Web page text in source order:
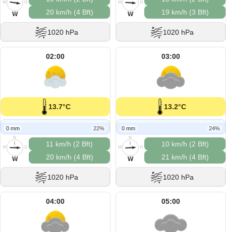
O
S
W
W
20 km/h (4 Bft)
1020 hPa
O
S
W
W
19 km/h (3 Bft)
1020 hPa
02:00
13.7°C
0 mm 22%
N
O
S
W
W
11 km/h (2 Bft)
20 km/h (4 Bft)
1020 hPa
03:00
13.2°C
0 mm 24%
N
O
S
W
W
10 km/h (2 Bft)
21 km/h (4 Bft)
1020 hPa
04:00 05:00